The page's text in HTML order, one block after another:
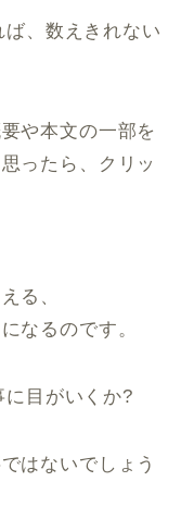
、数えきれない
や本文の一部を
ったら、クリッ
る、
なるのです。
に目がいくか?
はないでしょう